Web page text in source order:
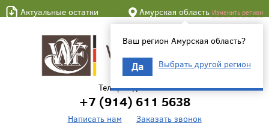
Актуальные остатки Амурская область Изменить регион
Ваш регион Амурская область?
Да Выбрать другой регион
Телефон для связи
+7 (914) 611 5638
Написать нам Заказать звонок